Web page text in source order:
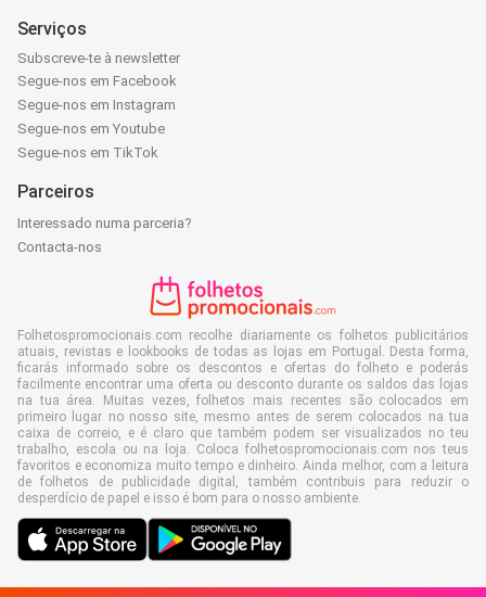
Serviços
Subscreve-te à newsletter
Segue-nos em Facebook
Segue-nos em Instagram
Segue-nos em Youtube
Segue-nos em TikTok
Parceiros
Interessado numa parceria?
Contacta-nos
Folhetospromocionais.com recolhe diariamente os folhetos publicitários
atuais, revistas e lookbooks de todas as lojas em Portugal. Desta forma,
ficarás informado sobre os descontos e ofertas do folheto e poderás
facilmente encontrar uma oferta ou desconto durante os saldos das lojas
na tua área. Muitas vezes, folhetos mais recentes são colocados em
primeiro lugar no nosso site, mesmo antes de serem colocados na tua
caixa de correio, e é claro que também podem ser visualizados no teu
trabalho, escola ou na loja. Coloca folhetospromocionais.com nos teus
favoritos e economiza muito tempo e dinheiro. Ainda melhor, com a leitura
de folhetos de publicidade digital, também contribuis para reduzir o
desperdício de papel e isso é bom para o nosso ambiente.